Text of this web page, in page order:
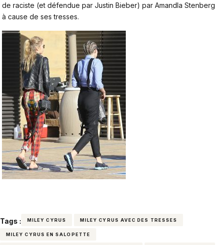
de raciste (et défendue par Justin Bieber) par Amandla Stenberg
à cause de ses tresses.
Tags : MILEY CYRUS MILEY CYRUS AVEC DES TRESSES
MILEY CYRUS EN SALOPETTE